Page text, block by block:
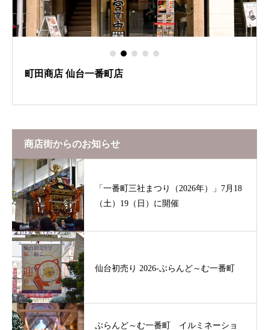
町田商店 仙台一番町店
商店街からのお知らせ
「一番町三社まつり（2026年）」7月18
（土）19（日）に開催
仙台初売り 2026-ぶらんど～む一番町
ぶらんど～む一番町 イルミネーショ